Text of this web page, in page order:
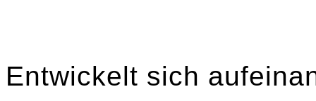
Entwickelt sich